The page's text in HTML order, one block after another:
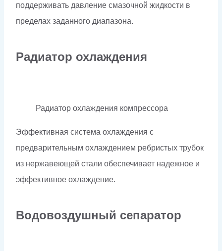
поддерживать давление смазочной жидкости в
пределах заданного диапазона.
Радиатор охлаждения
Радиатор охлаждения компрессора
Эффективная система охлаждения с
предварительным охлаждением ребристых трубок
из нержавеющей стали обеспечивает надежное и
эффективное охлаждение.
Водовоздушный сепаратор